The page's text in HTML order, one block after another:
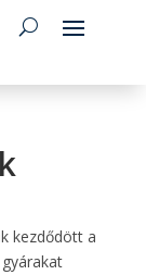
kezdődött a